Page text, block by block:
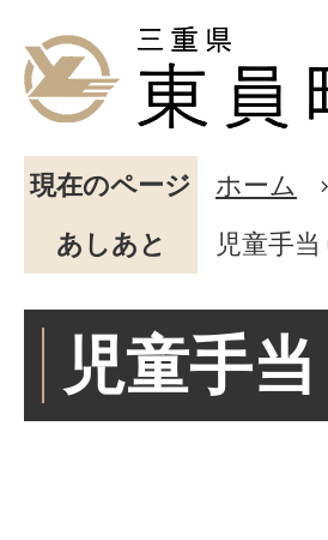
現在のページ ホーム
あしあと
児童手当
児童手当